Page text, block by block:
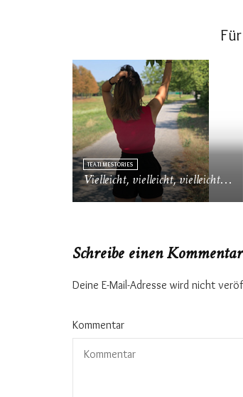
TEATIMESTORIES
Vielleicht, vielleicht, vielleicht…
Schreibe einen Kommentar
Deine E-Mail-Adresse wird nicht
Kommentar